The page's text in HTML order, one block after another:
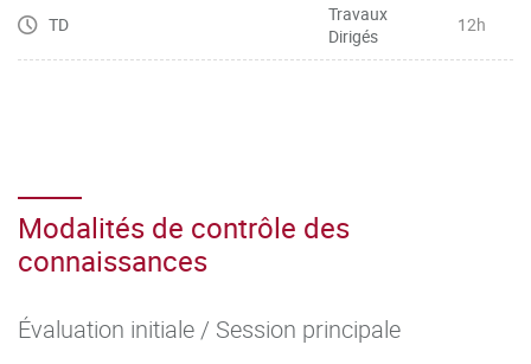
TD
Travaux
Dirigés
12h
Modalités de contrôle des
connaissances
Évaluation initiale / Session principale